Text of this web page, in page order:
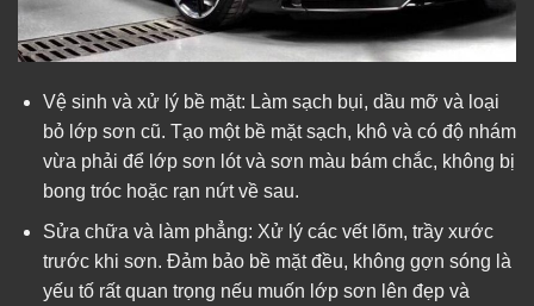
Vệ sinh và xử lý bề mặt: Làm sạch bụi, dầu mỡ và loại
bỏ lớp sơn cũ. Tạo một bề mặt sạch, khô và có độ nhám
vừa phải để lớp sơn lót và sơn màu bám chắc, không bị
bong tróc hoặc rạn nứt về sau.
Sửa chữa và làm phẳng: Xử lý các vết lõm, trầy xước
trước khi sơn. Đảm bảo bề mặt đều, không gợn sóng là
yếu tố rất quan trọng nếu muốn lớp sơn lên đẹp và